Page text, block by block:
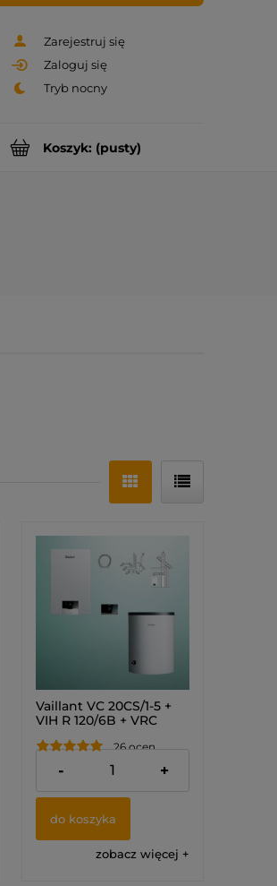
Zarejestruj się
Zaloguj się
Koszyk: (pusty)
Vaillant VC 20CS/1-5 +
VIH R 120/6B + VRC
zestaw do szachtu
(Pakiet) 0010043643
26 ocen
11 820,00 zł
- +
do koszyka
zobacz więcej